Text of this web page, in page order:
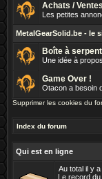
Achats / Ventes
Les petites
MetalGearSolid.be - le
Boîte à serpent
Une idée à
Game Over !
Otacon a besoin
Supprimer les cookies du
Index du forum
Qui est en ligne
Au total il y a
Le record du